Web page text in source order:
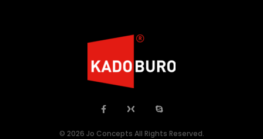
© 2026 Jo Concepts All Rights Reserved.